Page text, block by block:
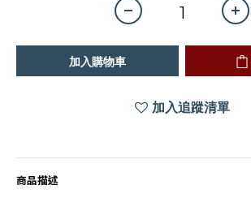
加入購物車
加入追蹤清單
商品描述